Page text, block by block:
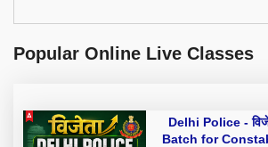
Popular Online Live Classes
Delhi Police - विजेता Foundation
Batch for